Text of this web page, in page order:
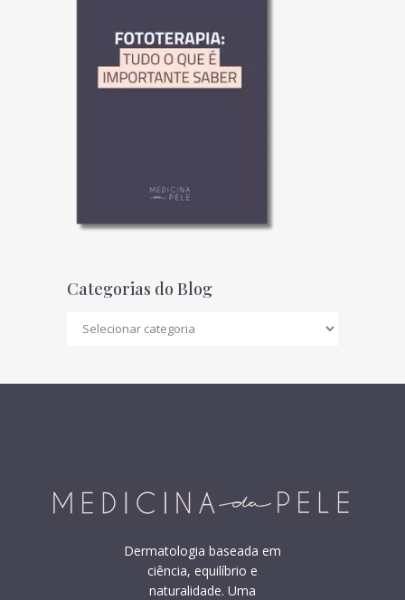
Categorias do Blog
Categorias
Dermatologia baseada em
ciência, equilíbrio e
naturalidade. Uma